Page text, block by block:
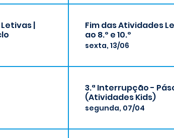
|
Fim das Atividades
ao 8.º e 10.º
sexta, 13/06
3.ª Interrupção -
(Atividades Kids)
segunda, 07/04